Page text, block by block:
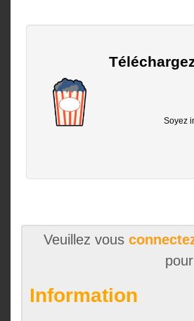
Soyez
Veuillez vous
Information